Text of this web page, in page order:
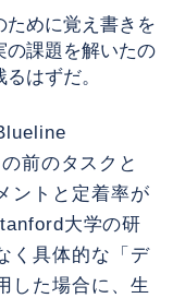
ために覚え書きを
の課題を解いたの
はずだ。
前のタスクと
ントと定着率が
大学の研
く具体的な「デ
した場合に、生